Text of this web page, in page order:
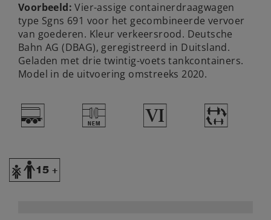
Voorbeeld: Vier-assige containerdraagwagen
type Sgns 691 voor het gecombineerde vervoer
van goederen. Kleur verkeersrood. Deutsche
Bahn AG (DBAG), geregistreerd in Duitsland.
Geladen met drie twintig-voets tankcontainers.
Model in de uitvoering omstreeks 2020.
= U 8 ~
Y